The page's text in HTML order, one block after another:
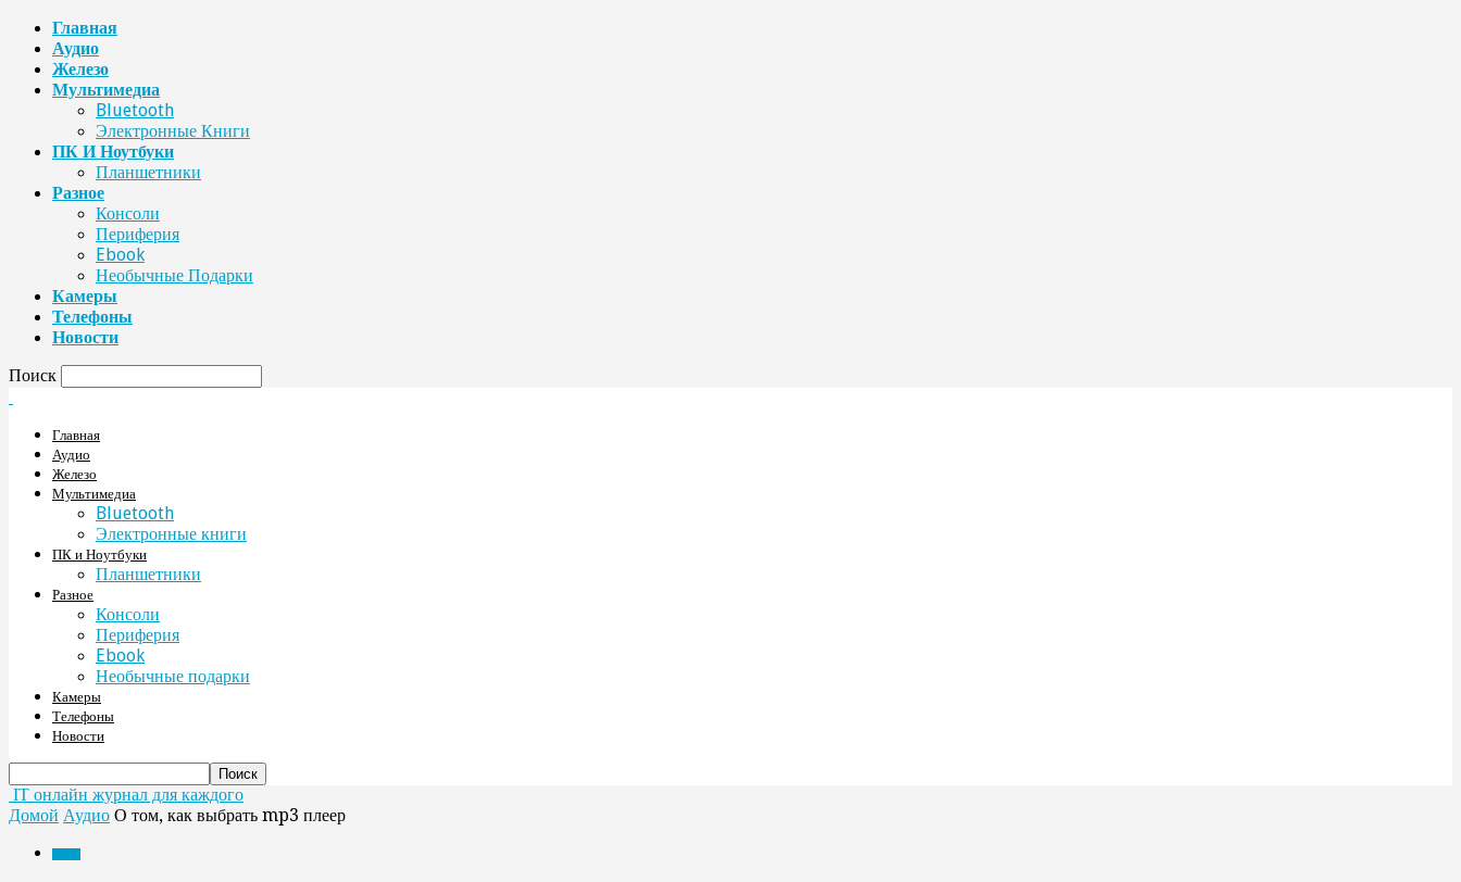
Главная
Аудио
Железо
Мультимедиа
Bluetooth
Электронные Книги
ПК И Ноутбуки
Планшетники
Разное
Консоли
Периферия
Ebook
Необычные Подарки
Камеры
Телефоны
Новости
Поиск
Главная
Аудио
Железо
Мультимедиа
Bluetooth
Электронные книги
ПК и Ноутбуки
Планшетники
Разное
Консоли
Периферия
Ebook
Необычные подарки
Камеры
Телефоны
Новости
IT онлайн журнал для каждого
Домой Аудио О том, как выбрать mp3 плеер